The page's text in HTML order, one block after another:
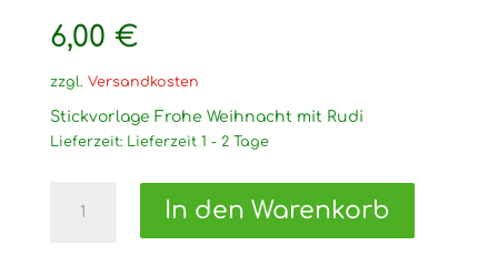
6,00 €
zzgl. Versandkosten
Stickvorlage Frohe Weihnacht mit Rudi
Lieferzeit: Lieferzeit 1 - 2 Tage
Stickvorlage
In den Warenkorb